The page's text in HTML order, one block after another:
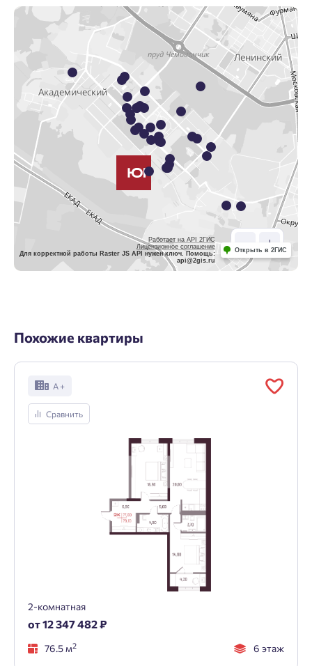
Работает на API 2ГИС
Лицензионное соглашение
Для корректной работы Raster JS API нужен ключ. Помощь:
api@2gis.ru
Открыть в 2ГИС
Похожие квартиры
А +
Сравнить
2-комнатная
от 12 347 482 ₽
76.5 м2 6 этаж